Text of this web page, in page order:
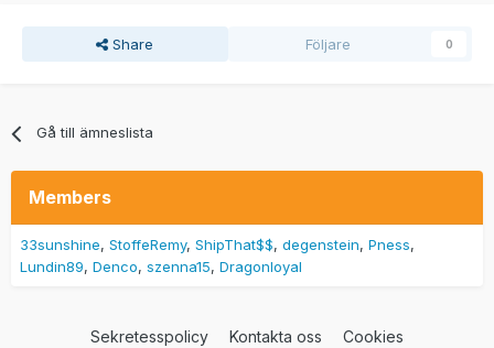
Share Följare 0
Gå till ämneslista
Members
33sunshine StoffeRemy ShipThat$$ degenstein Pness
Lundin89 Denco szenna15 Dragonloyal
Sekretesspolicy Kontakta oss Cookies